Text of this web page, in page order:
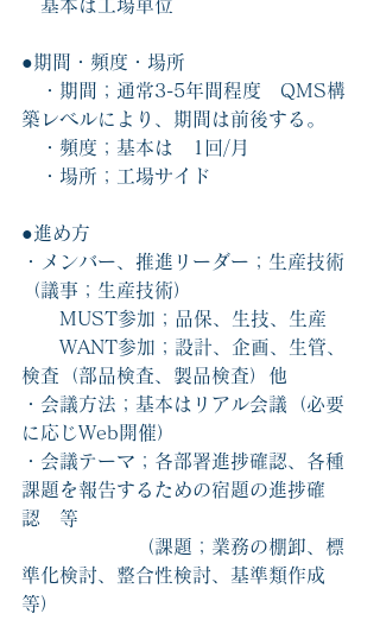
基本は工場単位
●期間・頻度・場所
・期間；通常3-5年間程度　QMS構
築レベルにより、期間は前後する。
・頻度；基本は　1回/月
・場所；工場サイド
●進め方
・メンバー、推進リーダー；生産技術
（議事；生産技術）
MUST参加；品保、生技、生産
WANT参加；設計、企画、生管、
検査（部品検査、製品検査）他
・会議方法；基本はリアル会議（必要
に応じWeb開催）
・会議テーマ；各部署進捗確認、各種
課題を報告するための宿題の進捗確
認　等
（課題；業務の棚卸、標
準化検討、整合性検討、基準類作成
等）